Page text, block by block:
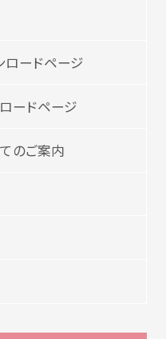
ードページ
ードページ
のご案内